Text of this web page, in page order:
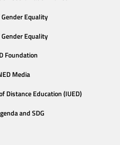
Equality
Equality
Foundation
Media
Distance Education (IUED)
and SDG